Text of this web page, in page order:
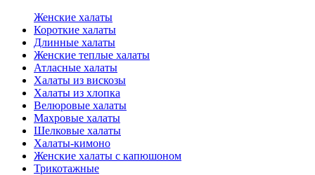
Женские халаты
Короткие халаты
Длинные халаты
Женские теплые халаты
Атласные халаты
Халаты из вискозы
Халаты из хлопка
Велюровые халаты
Махровые халаты
Шелковые халаты
Халаты-кимоно
Женские халаты с капюшоном
Трикотажные